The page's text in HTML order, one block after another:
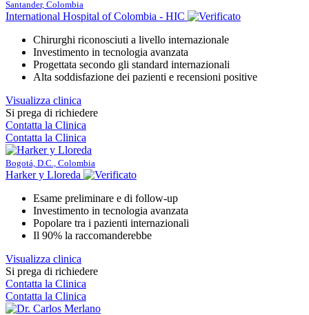
Santander, Colombia
International Hospital of Colombia - HIC
Chirurghi riconosciuti a livello internazionale
Investimento in tecnologia avanzata
Progettata secondo gli standard internazionali
Alta soddisfazione dei pazienti e recensioni positive
Visualizza clinica
Si prega di richiedere
Contatta la Clinica
Contatta la Clinica
Bogotá, D.C., Colombia
Harker y Lloreda
Esame preliminare e di follow-up
Investimento in tecnologia avanzata
Popolare tra i pazienti internazionali
Il 90% la raccomanderebbe
Visualizza clinica
Si prega di richiedere
Contatta la Clinica
Contatta la Clinica